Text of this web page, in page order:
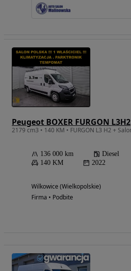
Peugeot BOXER FURGON L3H2
136 000 km Diesel
140 KM
2022
Wilkowice (Wielkopolskie)
Firma • Podbite